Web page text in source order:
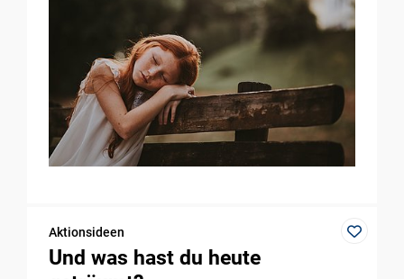
Aktionsideen
Und was hast du heute